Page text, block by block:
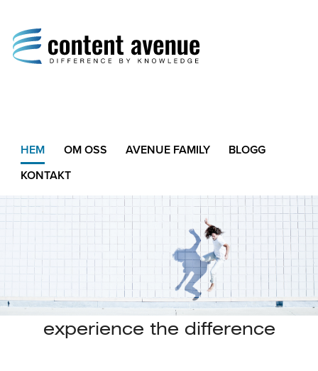
HEM OM OSS AVENUE FAMILY
BLOGG
KONTAKT
experience the difference